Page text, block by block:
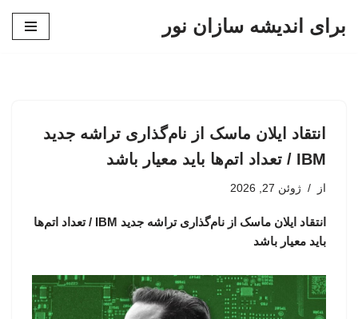
برای اندیشه سازان نور
انتقاد ایلان ماسک از نام‌گذاری تراشه جدید
IBM / تعداد اتم‌ها باید معیار باشد
از ژوئن 27, 2026
انتقاد ایلان ماسک از نام‌گذاری تراشه جدید IBM / تعداد اتم‌ها
باید معیار باشد